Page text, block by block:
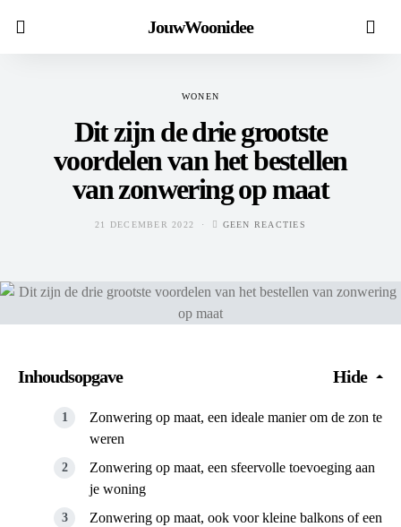
JouwWoonidee
WONEN
Dit zijn de drie grootste
voordelen van het bestellen
van zonwering op maat
21 DECEMBER 2022 GEEN REACTIES
Inhoudsopgave Hide
Zonwering op maat, een ideale manier om de zon te
weren
Zonwering op maat, een sfeervolle toevoeging aan
je woning
Zonwering op maat, ook voor kleine balkons of een